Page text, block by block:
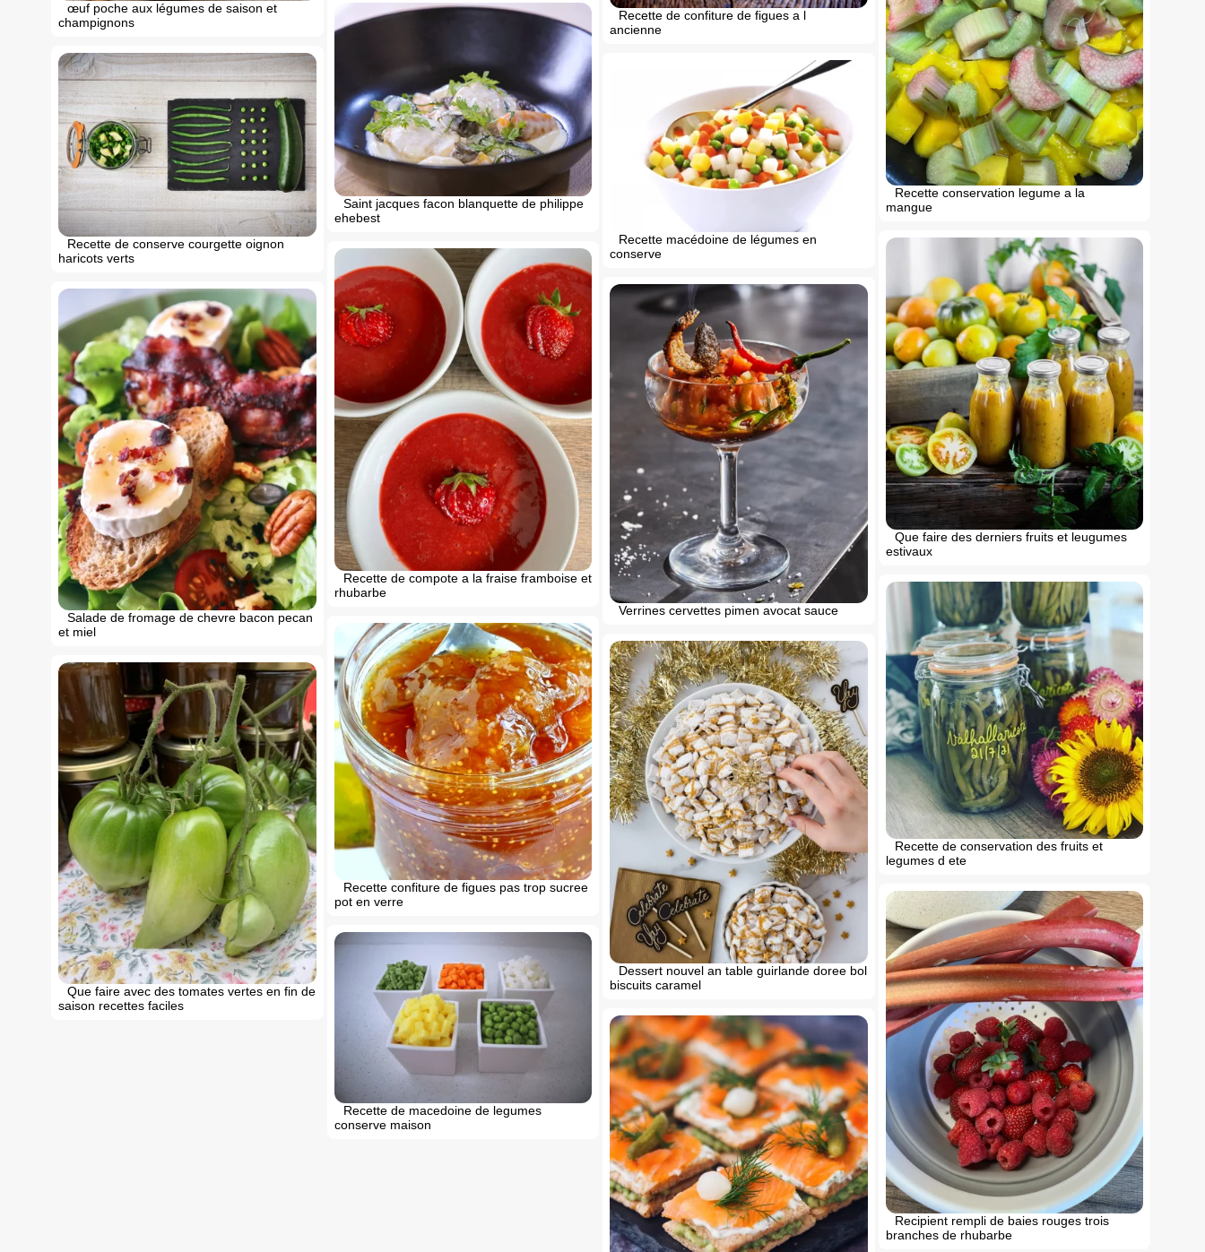
œuf poche aux légumes de saison et
champignons
Recette de confiture de figues a l
ancienne
Recette conservation legume a la
mangue
Saint jacques facon blanquette de philippe
ehebest
Recette de conserve courgette oignon
haricots verts
Recette macédoine de légumes en
conserve
Que faire des derniers fruits et leugumes
estivaux
Recette de compote a la fraise framboise et
rhubarbe
Verrines cervettes pimen avocat sauce
Salade de fromage de chevre bacon pecan
et miel
Recette de conservation des fruits et
legumes d ete
Recette confiture de figues pas trop sucree
pot en verre
Dessert nouvel an table guirlande doree bol
biscuits caramel
Que faire avec des tomates vertes en fin de
saison recettes faciles
Recipient rempli de baies rouges trois
branches de rhubarbe
Recette de macedoine de legumes
conserve maison